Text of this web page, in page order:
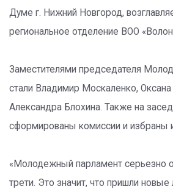
Думе г. Нижний Новгород,
региональное отделение ВОО
Заместителями председателя
стали Владимир Москаленко,
Александра Блохина. Также на
сформированы комиссии и избраны
«Молодежный парламент серьезно
трети. Это значит, что пришли